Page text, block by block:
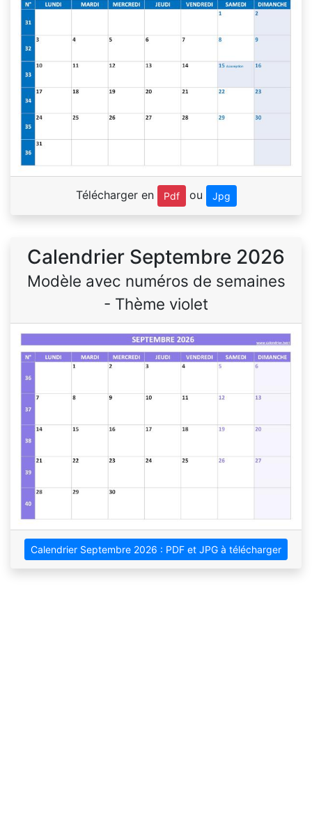
Télécharger en Pdf ou Jpg
Calendrier Septembre 2026
Modèle avec numéros de semaines
- Thème violet
Calendrier Septembre 2026 : PDF et JPG à télécharger